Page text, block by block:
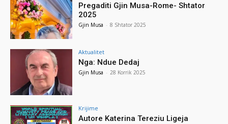
Pregaditi Gjin Musa-Rome- Shtator
2025
Gjin Musa - 8 Shtator 2025
Aktualitet
Nga: Ndue Dedaj
Gjin Musa - 28 Korrik 2025
Krijime
Autore Katerina Tereziu Ligeja